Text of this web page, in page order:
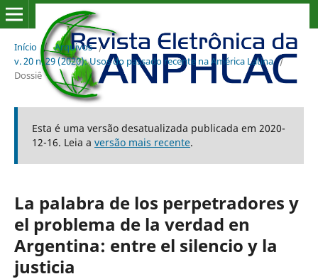
Início / Arquivos /
v. 20 n. 29 (2020): Usos do passado recente na América Latina /
Dossiê
Esta é uma versão desatualizada publicada em 2020-
12-16. Leia a versão mais recente.
La palabra de los perpetradores y
el problema de la verdad en
Argentina: entre el silencio y la
justicia